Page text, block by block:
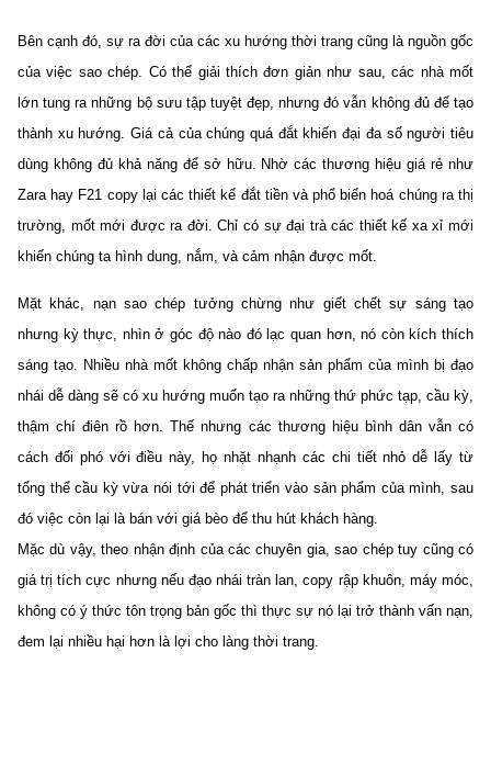
Bên cạnh đó, sự ra đời của các xu hướng thời trang cũng là nguồn gốc
của việc sao chép. Có thể giải thích đơn giản như sau, các nhà mốt
lớn tung ra những bộ sưu tập tuyệt đẹp, nhưng đó vẫn không đủ để tạo
thành xu hướng. Giá cả của chúng quá đắt khiến đại đa số người tiêu
dùng không đủ khả năng để sở hữu. Nhờ các thương hiệu giá rẻ như
Zara hay F21 copy lại các thiết kế đắt tiền và phổ biến hoá chúng ra thị
trường, mốt mới được ra đời. Chỉ có sự đại trà các thiết kế xa xỉ mới
khiến chúng ta hình dung, nắm, và cảm nhận được mốt.
Mặt khác, nạn sao chép tưởng chừng như giết chết sự sáng tạo
nhưng kỳ thực, nhìn ở góc độ nào đó lạc quan hơn, nó còn kích thích
sáng tạo. Nhiều nhà mốt không chấp nhận sản phẩm của mình bị đạo
nhái dễ dàng sẽ có xu hướng muốn tạo ra những thứ phức tạp, cầu kỳ,
thậm chí điên rồ hơn. Thế nhưng các thương hiệu bình dân vẫn có
cách đối phó với điều này, họ nhặt nhạnh các chi tiết nhỏ dễ lấy từ
tổng thể cầu kỳ vừa nói tới để phát triển vào sản phẩm của mình, sau
đó việc còn lại là bán với giá bèo để thu hút khách hàng.
Mặc dù vậy, theo nhận định của các chuyên gia, sao chép tuy cũng có
giá trị tích cực nhưng nếu đạo nhái tràn lan, copy rập khuôn, máy móc,
không có ý thức tôn trọng bản gốc thì thực sự nó lại trở thành vấn nạn,
đem lại nhiều hại hơn là lợi cho làng thời trang.